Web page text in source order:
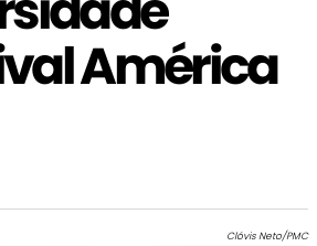
América
Clóvis Neto/PMC